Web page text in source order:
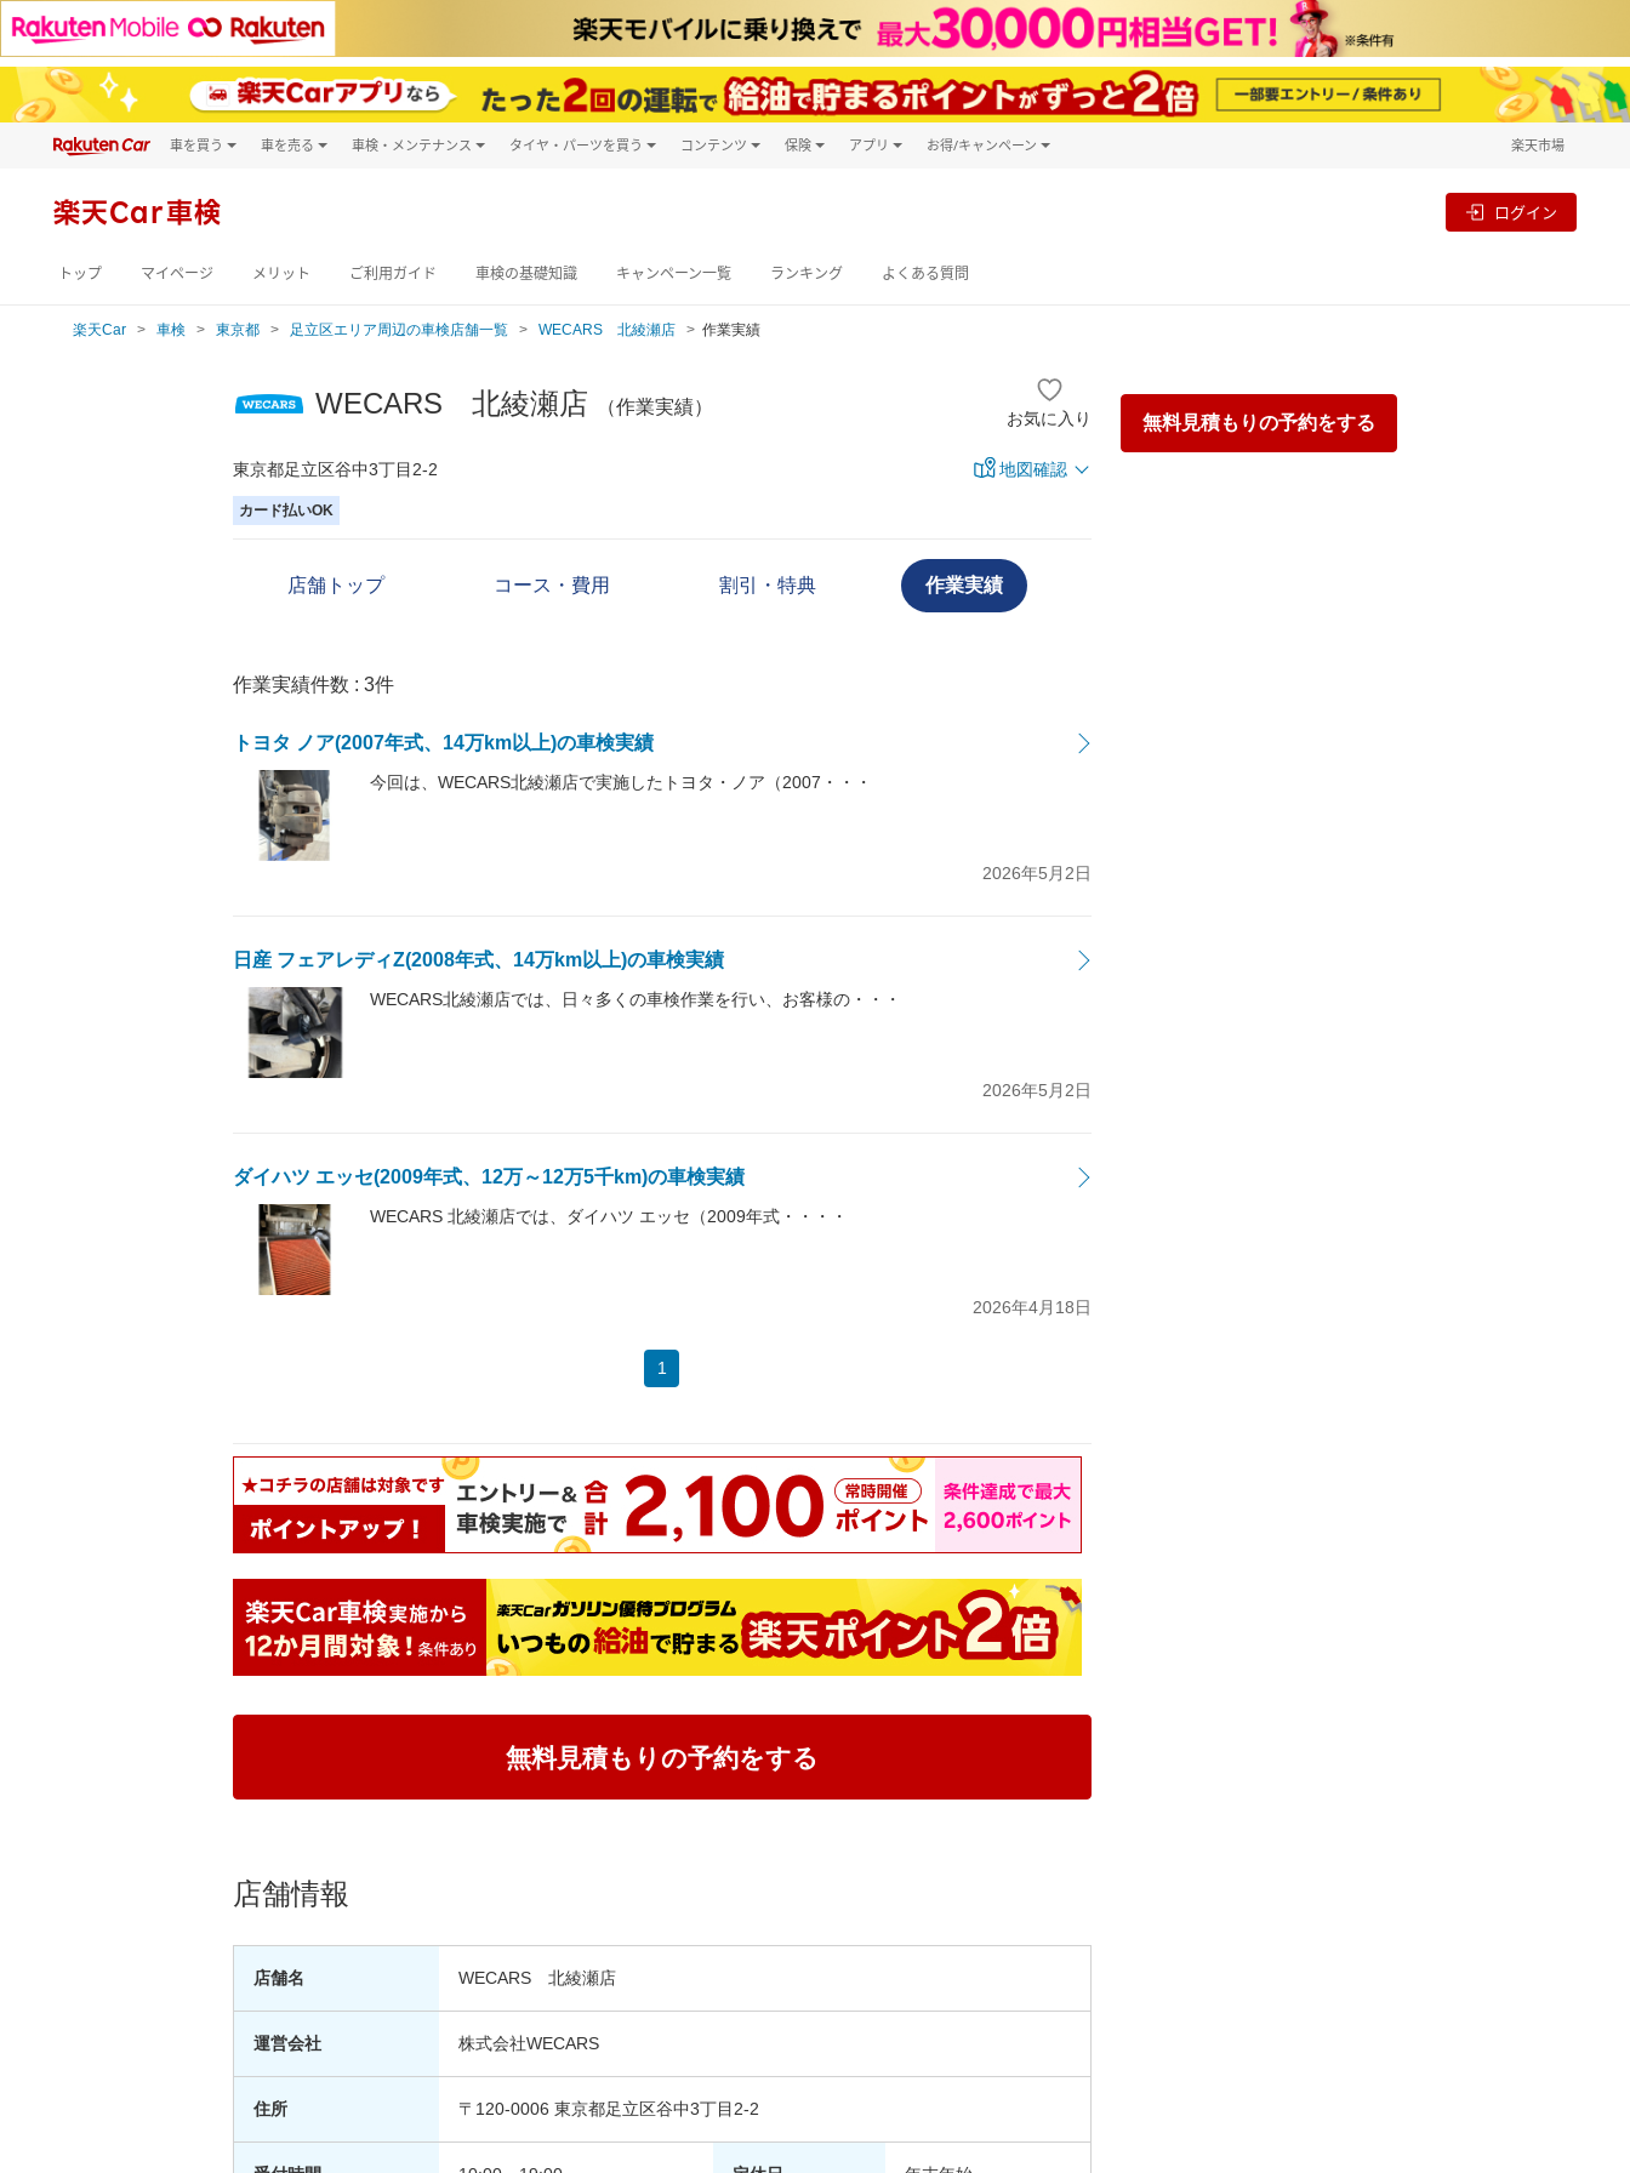
車を買う
新車
車を売る 車検・メンテナンス タイヤ・パーツを買う コンテンツ 保険 アプリ お得/キャンペーン 楽天市場
楽天Car車検 ログイン
トップ マイページ メリット ご利用ガイド 車検の基礎知識 キャンペーン一覧 ランキング よくある質問
楽天Car 車検 東京都 足立区エリア周辺の車検店舗一覧 WECARS 北綾瀬店 作業実績
無料見積もりの予約をする
WECARS 北綾瀬店 （作業実績）
お気に入り
東京都足立区谷中3丁目2-2 地図確認
カード払いOK
店舗トップ コース・費用 割引・特典 作業実績
作業実績件数 : 3件
トヨタ ノア(2007年式、14万km以上)の車検実績
今回は、WECARS北綾瀬店で実施したトヨタ・ノア（2007・・・
2026年5月2日
日産 フェアレディZ(2008年式、14万km以上)の車検実績
WECARS北綾瀬店では、日々多くの車検作業を行い、お客様の・・・
2026年5月2日
ダイハツ エッセ(2009年式、12万～12万5千km)の車検実績
WECARS 北綾瀬店では、ダイハツ エッセ（2009年式・・・・
2026年4月18日
1
無料見積もりの予約をする
店舗情報
店舗名 WECARS 北綾瀬店
運営会社 株式会社WECARS
住所 〒120-0006 東京都足立区谷中3丁目2-2